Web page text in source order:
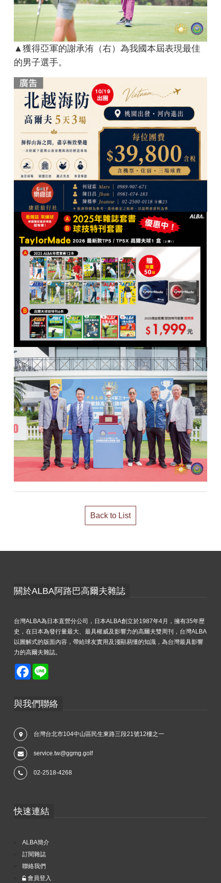
▲獲得亞軍的謝承洧（右）為我國本屆表現最佳
的男子選手。
Back to List
關於ALBA阿路巴高爾夫雜誌
台灣ALBA為日本直營分公司，日本ALBA創立於1987年4月，擁有35年歷
史，在日本為發行量最大、最具權威及影響力的高爾夫雙周刊，台灣ALBA
以圖解式的版面內容，帶給球友實用及淺顯易懂的知識，為台灣最具影響
力的高爾夫雜誌。
Facebook
與我們聯絡
台灣台北市104中山區民生東路三段21號12樓之一
service.tw@ggmg.golf
02-2518-4268
快速連結
ALBA簡介
訂閱雜誌
聯絡我們
會員登入